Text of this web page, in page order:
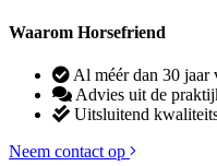
Waarom Horsefriend
Al méér dan 30 jaar
Advies uit de
Uitsluitend
Neem contact op